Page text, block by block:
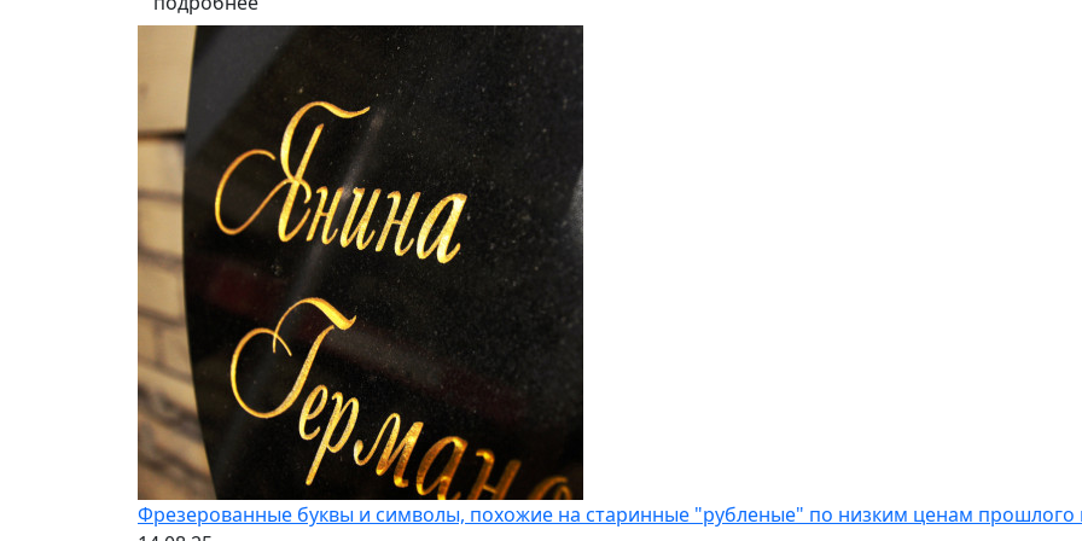
Фрезерованные буквы и символы, похожие на старинные "рубленые" по низким ценам прошлого